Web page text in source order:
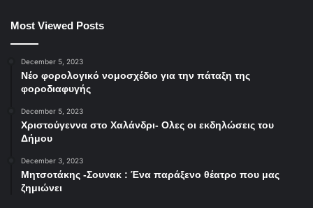
Most Viewed Posts
December 5, 2023
Νέο φορολογικό νομοσχέδιο για την πάταξη της
φοροδιαφυγής
December 5, 2023
Χριστούγεννα στο Χαλάνδρι- Ολες οι εκδηλώσεις του
Δήμου
December 3, 2023
Μητσοτάκης -Σουνακ : Ένα παράξενο θέατρο που μας
ζημιώνει